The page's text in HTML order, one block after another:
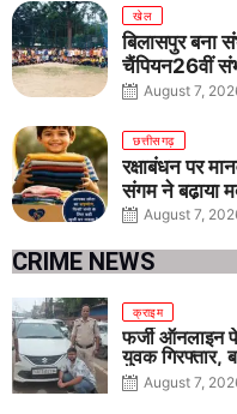
खेल
बिलासपुर बना
चैंपियन26वीं
तीनों आयु वर्गों में
August 7,
छत्तीसगढ़
रक्षाबंधन पर
संगम ने बढ़ाया
August 7,
CRIME NEWS
क्राइम
फर्जी ऑनलाइन
युवक गिरफ्तार,
August 7,